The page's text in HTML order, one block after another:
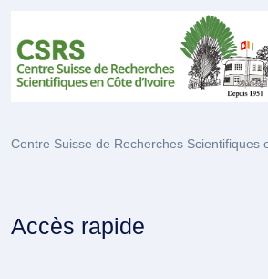
Centre Suisse de Recherches Scientifiques
Accès rapide